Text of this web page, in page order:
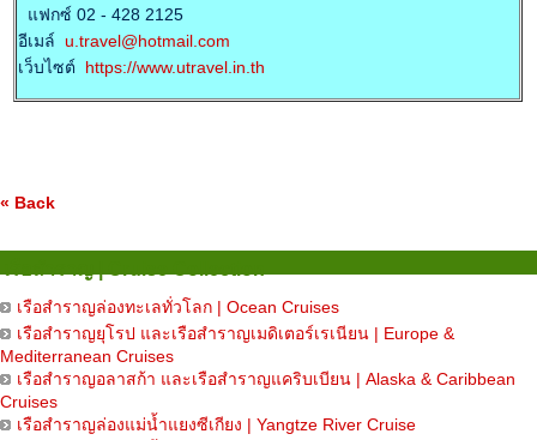
แฟกซ์ 02 - 428 2125
อีเมล์u.travel@hotmail.com
เว็บไซต์ https://www.utravel.in.th
« Back
เรือสำราญล่องทะเลทั่วโลก | Ocean Cruises
เรือสำราญยุโรป และเรือสำราญเมดิเตอร์เรเนียน | Europe &
Mediterranean Cruises
เรือสำราญอลาสก้า และเรือสำราญแคริบเบียน | Alaska & Caribbean
Cruises
เรือสำราญล่องแม่น้ำแยงซีเกียง | Yangtze River Cruise